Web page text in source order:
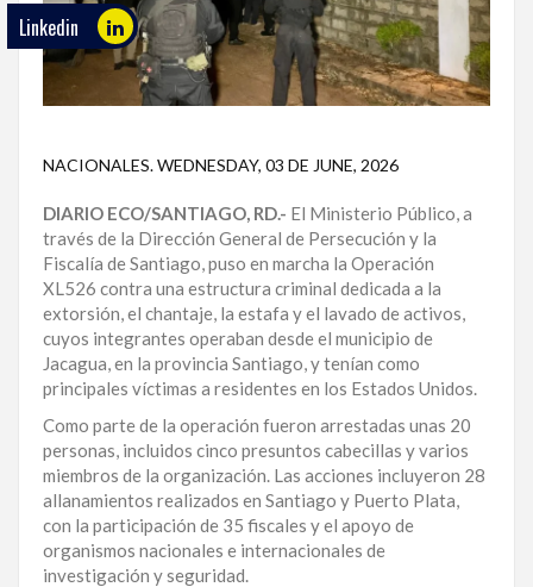
TRABAJOS
DE
INVESTIGACIÓN
DISTRITO
SANTO
DOMINGO
SANTIAGO
SAN
JUAN
LA
ALTAGRACIA
PUERTO
PLATA
Linkedin
NACIONALES.WEDNESDAY, 03 DE JUNE, 2026
DIARIO ECO/SANTIAGO, RD.- El Ministerio Público, a
través de la Dirección General de Persecución y la
Fiscalía de Santiago, puso en marcha la Operación
XL526 contra una estructura criminal dedicada a la
extorsión, el chantaje, la estafa y el lavado de activos,
cuyos integrantes operaban desde el municipio de
Jacagua, en la provincia Santiago, y tenían como
principales víctimas a residentes en los Estados Unidos.
Como parte de la operación fueron arrestadas unas 20
personas, incluidos cinco presuntos cabecillas y varios
miembros de la organización. Las acciones incluyeron 28
allanamientos realizados en Santiago y Puerto Plata,
con la participación de 35 fiscales y el apoyo de
organismos nacionales e internacionales de
investigación y seguridad.